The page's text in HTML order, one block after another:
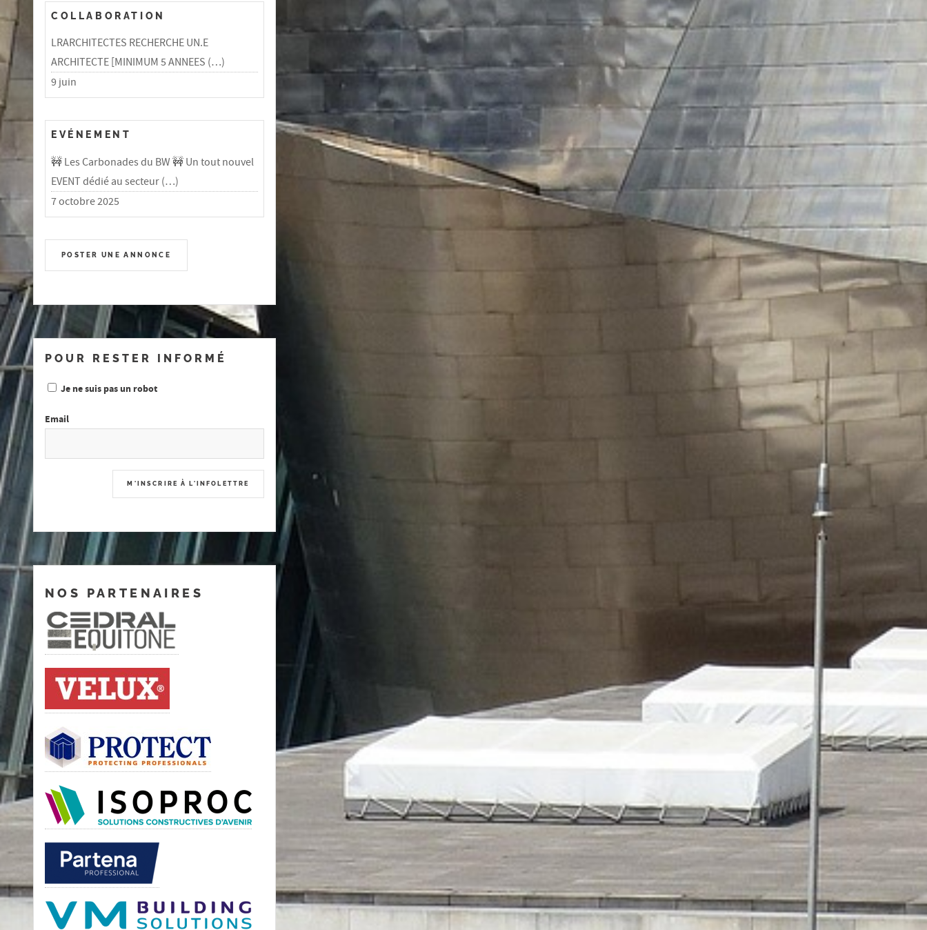
COLLABORATION
LRARCHITECTES RECHERCHE UN.E
ARCHITECTE [MINIMUM 5 ANNEES (…)
9 juin
EVÉNEMENT
🚧 Les Carbonades du BW 🚧 Un tout nouvel
EVENT dédié au secteur (…)
7 octobre 2025
POSTER UNE ANNONCE
POUR RESTER INFORMÉ
Je ne suis pas un robot
Email
NOS PARTENAIRES